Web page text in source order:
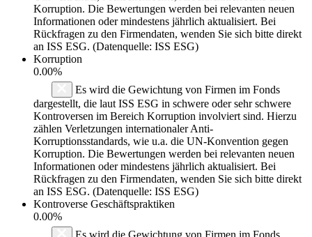
Korruption. Die Bewertungen werden bei relevanten neuen
Informationen oder mindestens jährlich aktualisiert. Bei
Rückfragen zu den Firmendaten, wenden Sie sich bitte direkt
an ISS ESG. (Datenquelle: ISS ESG)
Korruption
0.00%
Es wird die Gewichtung von Firmen im Fonds
dargestellt, die laut ISS ESG in schwere oder sehr schwere
Kontroversen im Bereich Korruption involviert sind. Hierzu
zählen Verletzungen internationaler Anti-
Korruptionsstandards, wie u.a. die UN-Konvention gegen
Korruption. Die Bewertungen werden bei relevanten neuen
Informationen oder mindestens jährlich aktualisiert. Bei
Rückfragen zu den Firmendaten, wenden Sie sich bitte direkt
an ISS ESG. (Datenquelle: ISS ESG)
Kontroverse Geschäftspraktiken
0.00%
Es wird die Gewichtung von Firmen im Fonds